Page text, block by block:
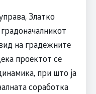
Златко
на градежните
проектот се
при што ја
соработка